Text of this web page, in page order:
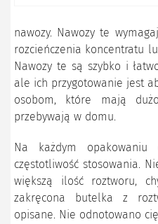
nawozy. Nawozy te
rozcieńczenia koncentratu
Nawozy te są szybko i
ale ich przygotowanie jest
osobom, które mają
przebywają w domu.
Na każdym
częstotliwość stosowania.
większą ilość roztworu,
zakręcona butelka z
opisane. Nie odnotowano